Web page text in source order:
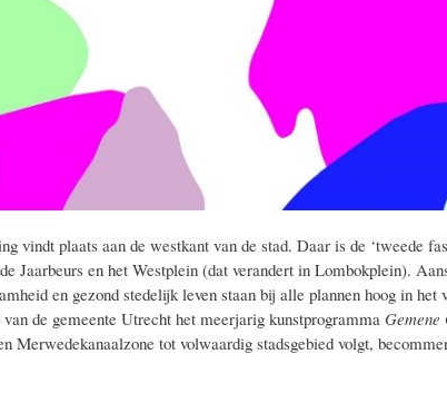
vindt plaats aan de westkant van de stad. Daar is de ‘tweede
Jaarbeurs en het Westplein (dat verandert in Lombokplein).
en gezond stedelijk leven staan bij alle plannen hoog in
de gemeente Utrecht het meerjarig kunstprogramma Gemene
Merwedekanaalzone tot volwaardig stadsgebied volgt,